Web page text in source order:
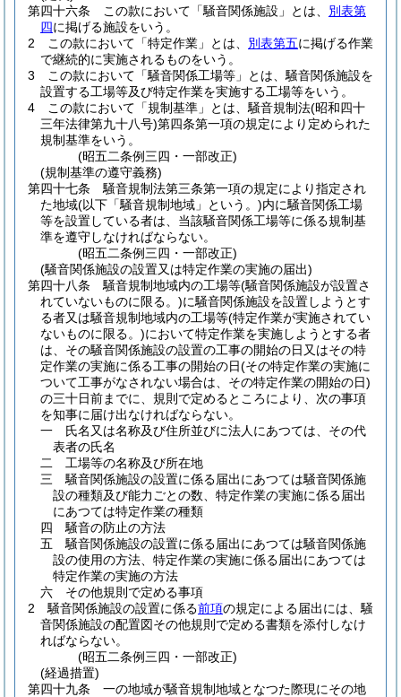
第四十六条
この款において「騒音関係施設」とは、 別表第
四に掲げる施設をいう。
2
この款において「特定作業」とは、 別表第五に掲げる作業
で継続的に実施されるものをいう。
3
この款において「騒音関係工場等」とは、騒音関係施設を
設置する工場等及び特定作業を実施する工場等をいう。
4
この款において「規制基準」とは、騒音規制法(昭和四十
三年法律第九十八号)第四条第一項の規定により定められた
規制基準をいう。
(昭五二条例三四・一部改正)
(規制基準の遵守義務)
第四十七条
騒音規制法第三条第一項の規定により指定され
た地域(以下「騒音規制地域」という。)内に騒音関係工場
等を設置している者は、当該騒音関係工場等に係る規制基
準を遵守しなければならない。
(昭五二条例三四・一部改正)
(騒音関係施設の設置又は特定作業の実施の届出)
第四十八条
騒音規制地域内の工場等(騒音関係施設が設置さ
れていないものに限る。)に騒音関係施設を設置しようとす
る者又は騒音規制地域内の工場等(特定作業が実施されてい
ないものに限る。)において特定作業を実施しようとする者
は、その騒音関係施設の設置の工事の開始の日又はその特
定作業の実施に係る工事の開始の日(その特定作業の実施に
ついて工事がなされない場合は、その特定作業の開始の日)
の三十日前までに、規則で定めるところにより、次の事項
を知事に届け出なければならない。
一
氏名又は名称及び住所並びに法人にあつては、その代
表者の氏名
二
工場等の名称及び所在地
三
騒音関係施設の設置に係る届出にあつては騒音関係施
設の種類及び能力ごとの数、特定作業の実施に係る届出
にあつては特定作業の種類
四
騒音の防止の方法
五
騒音関係施設の設置に係る届出にあつては騒音関係施
設の使用の方法、特定作業の実施に係る届出にあつては
特定作業の実施の方法
六
その他規則で定める事項
2
騒音関係施設の設置に係る前項の規定による届出には、騒
音関係施設の配置図その他規則で定める書類を添付しなけ
ればならない。
(昭五二条例三四・一部改正)
(経過措置)
第四十九条
一の地域が騒音規制地域となつた際現にその地